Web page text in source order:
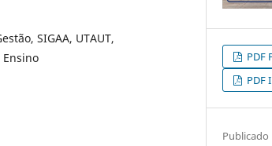
SIGAA, UTAUT,
PDF
PDF
Publicado